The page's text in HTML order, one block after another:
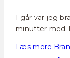
I går var jeg
minutter med
Læs mere